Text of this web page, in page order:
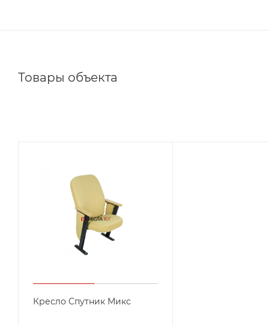
Товары объекта
Кресло Спутник Микс